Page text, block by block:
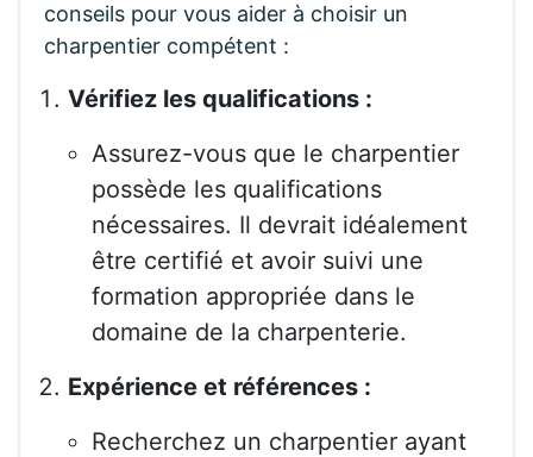
conseils pour vous aider à choisir un
charpentier compétent :
Vérifiez les qualifications :
Assurez-vous que le charpentier
possède les qualifications
nécessaires. Il devrait idéalement
être certifié et avoir suivi une
formation appropriée dans le
domaine de la charpenterie.
Expérience et références :
Recherchez un charpentier ayant